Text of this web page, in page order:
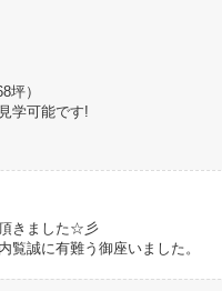
坪）
学可能です!
頂きました☆彡
覧誠に有難う御座いました。